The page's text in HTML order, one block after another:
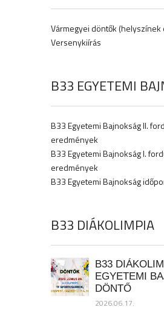
Vármegyei döntők (helyszínek
Versenykiírás
B33 EGYETEMI
B33 Egyetemi Bajnokság II.
eredmények
B33 Egyetemi Bajnokság I.
eredmények
B33 Egyetemi Bajnokság
B33 DIÁKOLIMPIA
B33
EGYETEMI
DÖNTŐ
2026.06.17.